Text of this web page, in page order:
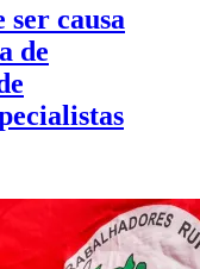
ser causa
de